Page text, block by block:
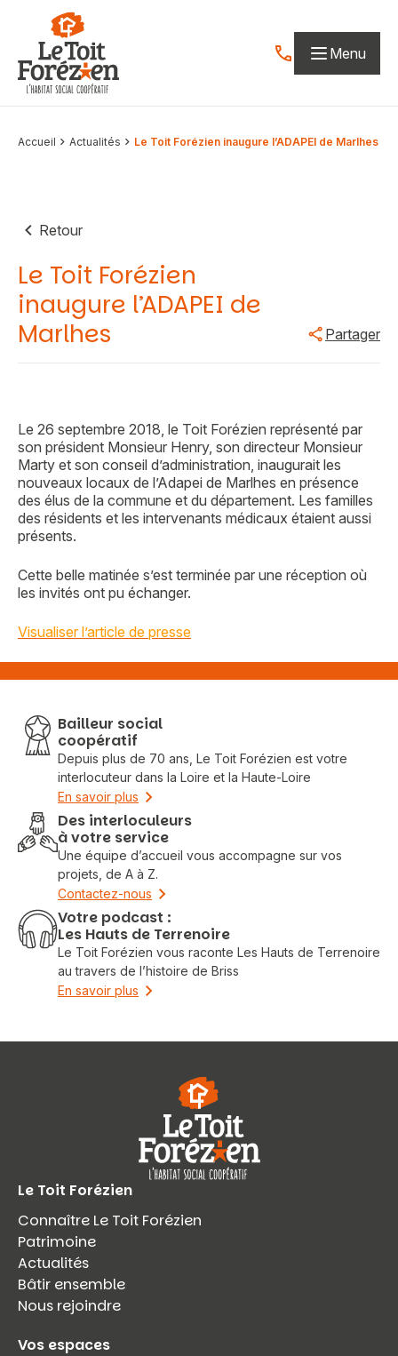
Aller au contenu
Contactez-nous
Menu
Vous recherchez&nbsp;:
Accueil Actualités Le Toit Forézien inaugure l’ADAPEI de Marlhes
Retour
Le Toit Forézien
inaugure l’ADAPEI de
Marlhes
Partager
Le 26 septembre 2018, le Toit Forézien représenté par
son président Monsieur Henry, son directeur Monsieur
Marty et son conseil d’administration, inaugurait les
nouveaux locaux de l’Adapei de Marlhes en présence
des élus de la commune et du département. Les familles
des résidents et les intervenants médicaux étaient aussi
présents.
Cette belle matinée s’est terminée par une réception où
les invités ont pu échanger.
Visualiser l’article de presse
Bailleur social
coopératif
Depuis plus de 70 ans, Le Toit Forézien est votre
interlocuteur dans la Loire et la Haute-Loire
En savoir plus
Des interloculeurs
à votre service
Une équipe d’accueil vous accompagne sur vos
projets, de A à Z.
Contactez-nous
Votre podcast :
Les Hauts de Terrenoire
Le Toit Forézien vous raconte Les Hauts de Terrenoire
au travers de l’histoire de Briss
En savoir plus
Le Toit Forézien
Connaître Le Toit Forézien
Patrimoine
Actualités
Bâtir ensemble
Nous rejoindre
Vos espaces